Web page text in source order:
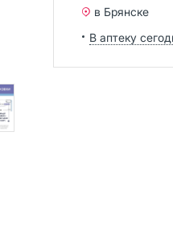
в Брянске
В аптеку